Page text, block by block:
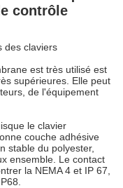
contrôle
des claviers
est très utilisé est
supérieures. Elle peut
de l'équipement
le clavier
couche adhésive
stable du polyester,
ensemble. Le contact
la NEMA 4 et IP 67,